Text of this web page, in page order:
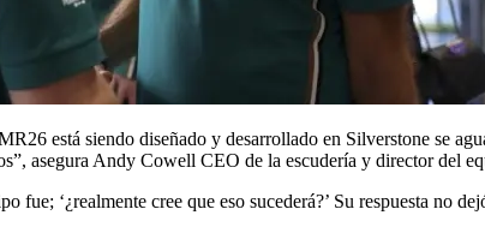
está siendo diseñado y desarrollado en Silverstone se
asegura Andy Cowell CEO de la escudería y director del
‘¿realmente cree que eso sucederá?’ Su respuesta no